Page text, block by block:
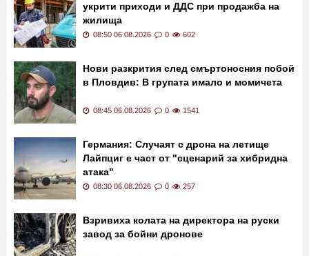
укрити приходи и ДДС при продажба на
жилища
08:50 06.08.2026 0 602
Нови разкрития след смъртоносния побой
в Пловдив: В групата имало и момичета
08:45 06.08.2026 0 1541
Германия: Случаят с дрона на летище
Лайпциг е част от "сценарий за хибридна
атака"
08:30 06.08.2026 0 257
Взривиха колата на директора на руски
завод за бойни дронове